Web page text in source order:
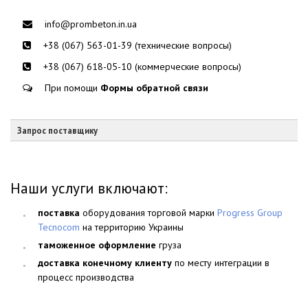
info@prombeton.in.ua
+38 (067) 563-01-39 (технические вопросы)
+38 (067) 618-05-10 (коммерческие вопросы)
При помощи Формы обратной связи
Запрос поставщику
Наши услуги включают:
поставка оборудования торговой марки Progress Group
Tecnocom на территорию Украины
таможенное оформление груза
доставка конечному клиенту по месту интеграции в
процесс производства